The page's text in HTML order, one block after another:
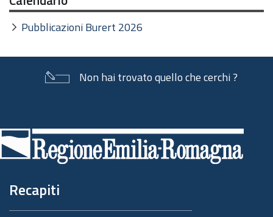
Pubblicazioni Burert 2026
Non hai trovato quello che cerchi ?
di
pagina
Recapiti